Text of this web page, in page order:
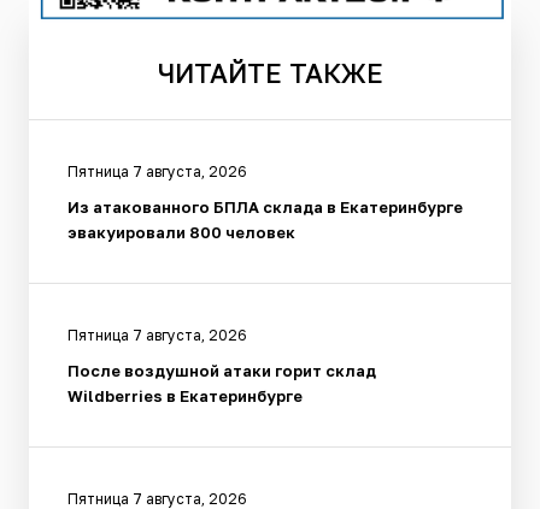
ЧИТАЙТЕ ТАКЖЕ
Пятница 7 августа, 2026
Из атакованного БПЛА склада в Екатеринбурге
эвакуировали 800 человек
Пятница 7 августа, 2026
После воздушной атаки горит склад
Wildberries в Екатеринбурге
Пятница 7 августа, 2026